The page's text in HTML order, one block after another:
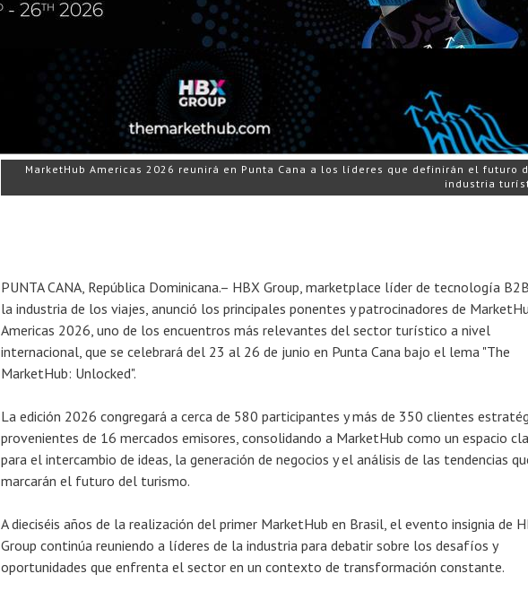
MarketHub Americas 2026 reunirá en Punta Cana a los líderes que definirán el futuro
industria
PUNTA CANA, República Dominicana.– HBX Group, marketplace líder de tecnología
la industria de los viajes, anunció los principales ponentes y patrocinadores de
Americas 2026, uno de los encuentros más relevantes del sector turístico a nivel
internacional, que se celebrará del 23 al 26 de junio en Punta Cana bajo el lema "The
MarketHub: Unlocked".
La edición 2026 congregará a cerca de 580 participantes y más de 350 clientes
provenientes de 16 mercados emisores, consolidando a MarketHub como un espacio
para el intercambio de ideas, la generación de negocios y el análisis de las tendencias
marcarán el futuro del turismo.
A dieciséis años de la realización del primer MarketHub en Brasil, el evento insignia de
Group continúa reuniendo a líderes de la industria para debatir sobre los desafíos y
oportunidades que enfrenta el sector en un contexto de transformación constante.